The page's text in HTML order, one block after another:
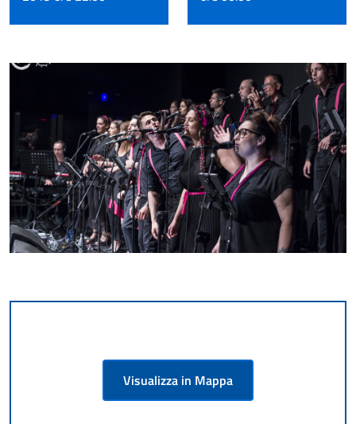
Visualizza in Mappa